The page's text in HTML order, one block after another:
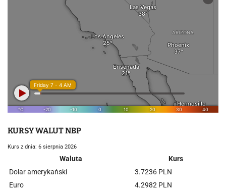
KURSY WALUT NBP
Kurs z dnia: 6 sierpnia 2026
Waluta
Kurs
Dolar amerykański
3.7236 PLN
Euro
4.2982 PLN